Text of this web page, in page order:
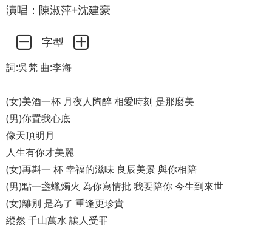
演唱：陳淑萍+沈建豪
字型
詞:吳梵 曲:李海
(女)美酒一杯 月夜人陶醉 相愛時刻 是那麼美
(男)你置我心底
像天頂明月
人生有你才美麗
(女)再斟一 杯 幸福的滋味 良辰美景 與你相陪
(男)點一盞蠟燭火 為你寫情批 我要陪你 今生到來世
(女)離別 是為了 重逢更珍貴
縱然 千山萬水 讓人受罪